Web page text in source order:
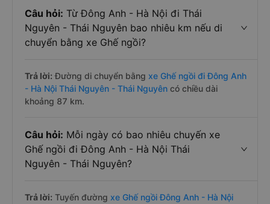
Câu hỏi: Từ Đông Anh - Hà Nội đi Thái
Nguyên - Thái Nguyên bao nhiêu km nếu di
chuyển bằng xe Ghế ngồi?
Trả lời: Đường di chuyển bằng xe Ghế ngồi đi Đông Anh
- Hà Nội Thái Nguyên - Thái Nguyên có chiều dài
khoảng 87 km.
Câu hỏi: Mỗi ngày có bao nhiêu chuyến xe
Ghế ngồi đi Đông Anh - Hà Nội Thái
Nguyên - Thái Nguyên?
Trả lời: Tuyến đường xe Ghế ngồi Đông Anh - Hà Nội